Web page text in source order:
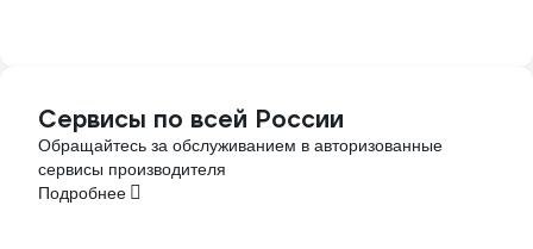
Сервисы по всей России
Обращайтесь за обслуживанием в авторизованные
сервисы производителя
Подробнее